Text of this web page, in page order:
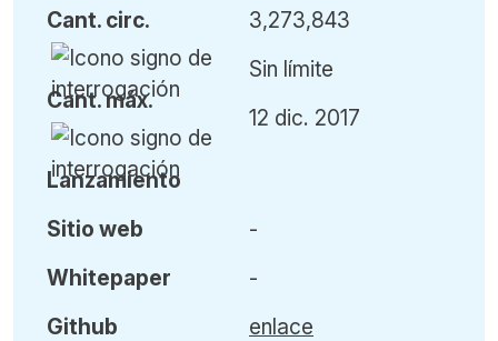
Cant. circ.
Cant.máx.
Lanzamiento
3,273,843
Sin límite
12 dic. 2017
Sitio web
Whitepaper
Github
-
-
enlace